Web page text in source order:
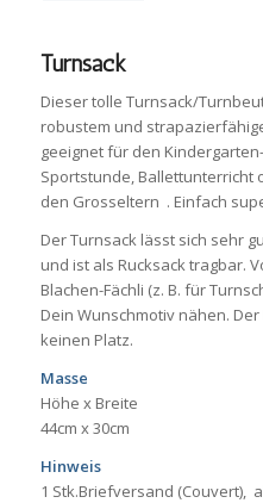
Turnsack
Dieser tolle Turnsack/
robustem und
geeignet für den
Sportstunde, Ballettunterricht
den Grosseltern . Einfach
Der Turnsack lässt sich sehr
und ist als Rucksack tragbar.
Blachen-Fächli (z. B. für
Dein Wunschmotiv nähen.
keinen Platz.
Masse
Höhe x Breite
44cm x 30cm
Hinweis
1 Stk.Briefversand (Couvert),